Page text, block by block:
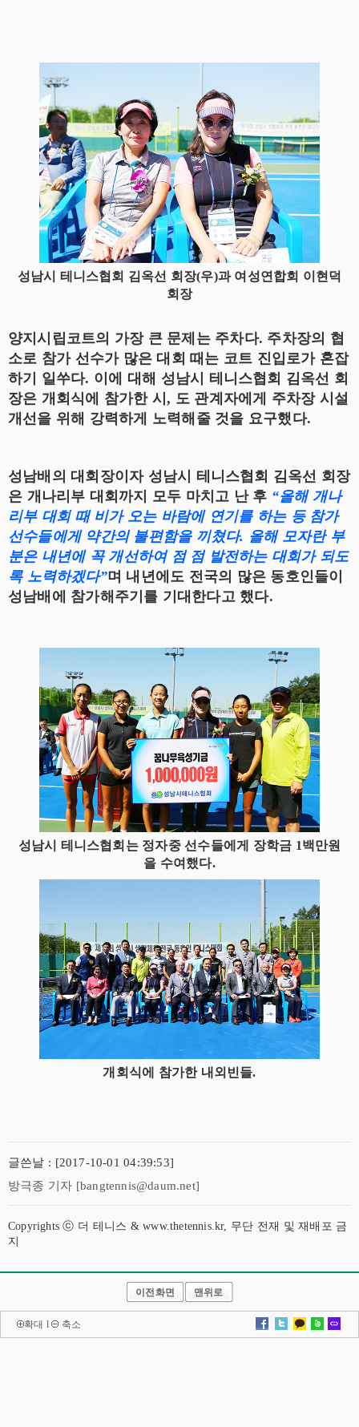
성남시 테니스협회 김옥선 회장(우)과 여성연합회 이현덕
회장
양지시립코트의 가장 큰 문제는 주차다. 주차장의 협
소로 참가 선수가 많은 대회 때는 코트 진입로가 혼잡
하기 일쑤다. 이에 대해 성남시 테니스협회 김옥선 회
장은 개회식에 참가한 시, 도 관계자에게 주차장 시설
개선을 위해 강력하게 노력해줄 것을 요구했다.
성남배의 대회장이자 성남시 테니스협회 김옥선 회장
은 개나리부 대회까지 모두 마치고 난 후 “올해 개나
리부 대회 때 비가 오는 바람에 연기를 하는 등 참가
선수들에게 약간의 불편함을 끼쳤다. 올해 모자란 부
분은 내년에 꼭 개선하여 점 점 발전하는 대회가 되도
록 노력하겠다”며 내년에도 전국의 많은 동호인들이
성남배에 참가해주기를 기대한다고 했다.
성남시 테니스협회는 정자중 선수들에게 장학금 1백만원
을 수여했다.
개회식에 참가한 내외빈들.
글쓴날 : [2017-10-01 04:39:53]
방극종 기자 [bangtennis@daum.net]
Copyrights ⓒ 더 테니스 & www.thetennis.kr, 무단 전재 및 재배포 금
지
이전화면 맨위로
확대 l 축소